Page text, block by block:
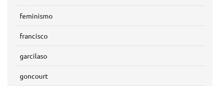
feminismo
francisco
garcilaso
goncourt